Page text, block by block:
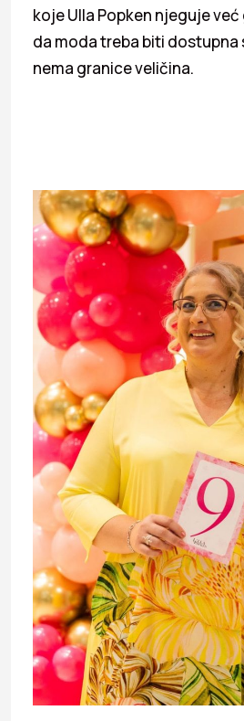
koje Ulla Popken njeguje
da moda treba biti dostupna
nema granice veličina.